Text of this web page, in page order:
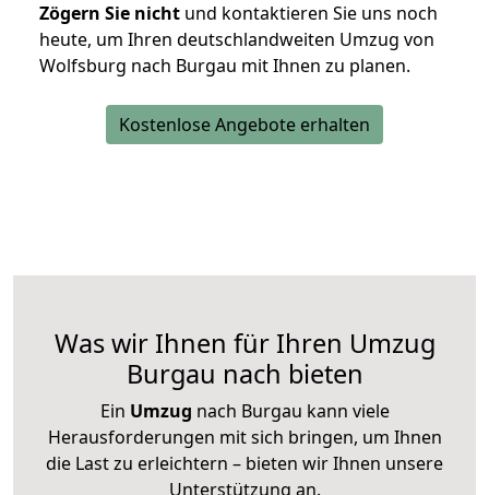
Zögern Sie nicht und kontaktieren Sie uns noch
heute, um Ihren deutschlandweiten Umzug von
Wolfsburg nach Burgau mit Ihnen zu planen.
Kostenlose Angebote erhalten
Was wir Ihnen für Ihren Umzug
Burgau nach bieten
Ein Umzug nach Burgau kann viele
Herausforderungen mit sich bringen, um Ihnen
die Last zu erleichtern – bieten wir Ihnen unsere
Unterstützung an.